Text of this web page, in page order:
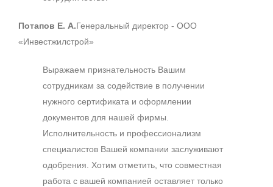
Потапов Е. А.Генеральный директор - ООО
«Инвестжилстрой»
Выражаем признательность Вашим
сотрудникам за содействие в получении
нужного сертификата и оформлении
документов для нашей фирмы.
Исполнительность и профессионализм
специалистов Вашей компании заслуживают
одобрения. Хотим отметить, что совместная
работа с вашей компанией оставляет только